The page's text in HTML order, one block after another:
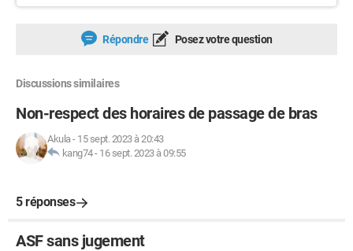
Répondre Posez votre question
Discussions similaires
Non-respect des horaires de passage de bras
Akula- 15 sept. 2023 à 20:43
kang74- 16 sept. 2023 à 09:55
5 réponses
ASF sans jugement